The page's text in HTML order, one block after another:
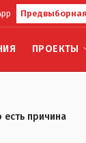
ПРОЕКТЫ
есть причина